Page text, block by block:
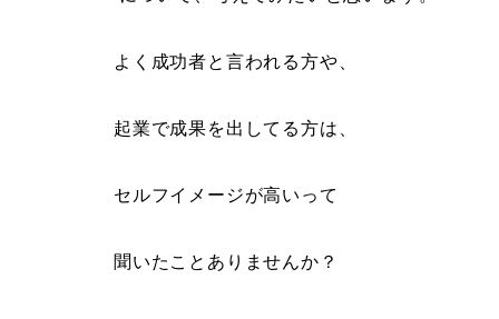
よく成功者と言われる方や、
起業で成果を出してる方は、
セルフイメージが高いって
聞いたことありませんか？